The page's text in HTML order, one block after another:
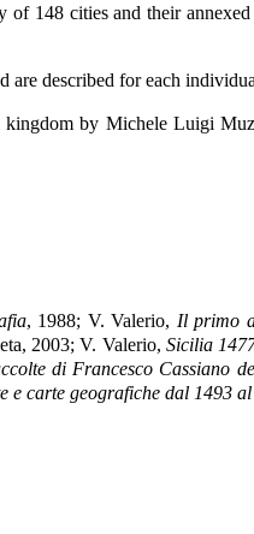
148 cities and their
are described for each
kingdom by Michele Luigi
, 1988; V. Valerio, Il primo
2003; V. Valerio, Sicilia
di Francesco Cassiano
e carte geografiche dal 1493